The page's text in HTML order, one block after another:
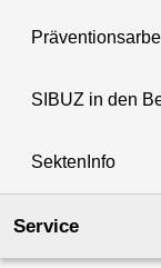
SIBUZ in den
SektenInfo
Service